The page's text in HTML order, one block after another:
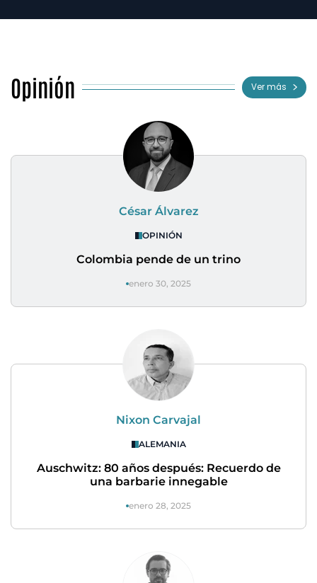
Opinión Ver más
César Álvarez
OPINIÓN
Colombia pende de un trino
enero 30, 2025
Nixon Carvajal
ALEMANIA
Auschwitz: 80 años después: Recuerdo de
una barbarie innegable
enero 28, 2025